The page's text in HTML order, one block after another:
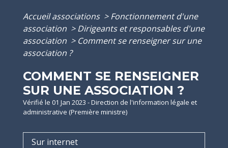
Accueil associations > Fonctionnement d'une
association > Dirigeants et responsables d'une
association > Comment se renseigner sur une
association ?
COMMENT SE RENSEIGNER
SUR UNE ASSOCIATION ?
Vérifié le 01 Jan 2023 - Direction de l'information légale et
administrative (Première ministre)
Sur internet